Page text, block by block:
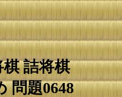
詰将棋
問題0648